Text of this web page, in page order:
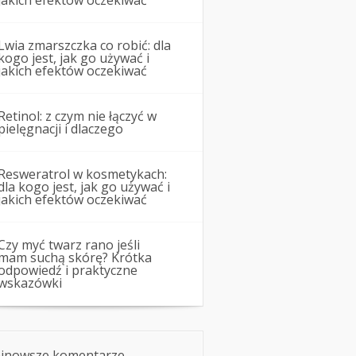
zmarszczka co robić: dla
jest, jak go używać i
efektów oczekiwać
z czym nie łączyć w
i dlaczego
w kosmetykach:
kogo jest, jak go używać i
efektów oczekiwać
myć twarz rano jeśli
suchą skórę? Krótka
i praktyczne